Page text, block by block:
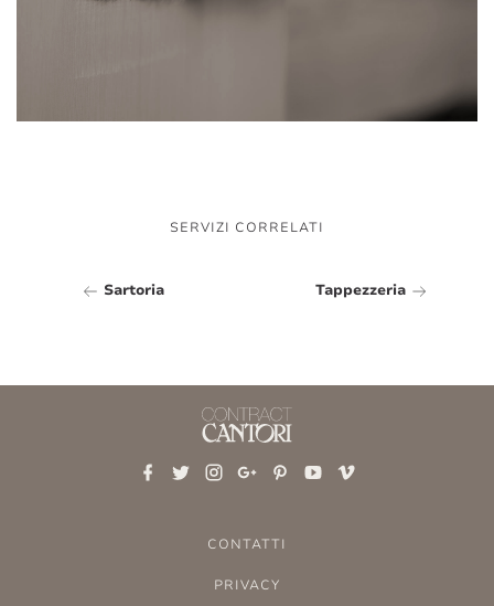
SERVIZI CORRELATI
Sartoria Tappezzeria
CONTATTI
PRIVACY